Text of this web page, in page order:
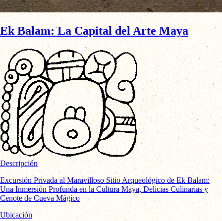
Ek Balam: La Capital del Arte Maya
Descripción
Excursión Privada al Maravilloso Sitio Arqueológico de Ek Balam:
Una Inmersión Profunda en la Cultura Maya, Delicias Culinarias y
Cenote de Cueva Mágico
Ubicación